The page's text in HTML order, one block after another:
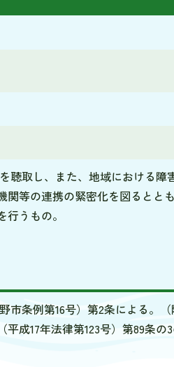
聴取し、また、地域における障
等の連携の緊密化を図るとと
うもの。
市条例第16号）第2条による。
成17年法律第123号）第89条の